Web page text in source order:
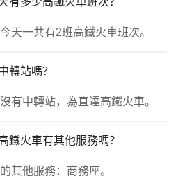
天一共有2班高鐵火車班次。
轉站嗎？
有中轉站，為直達高鐵火車。
鐵火車有其他服務嗎？
其他服務：商務座。